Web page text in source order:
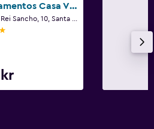
Apartamentos Casa Vida